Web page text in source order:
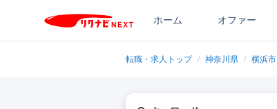
ホーム オファー
転職・求人トップ / 神奈川県 / 横浜市